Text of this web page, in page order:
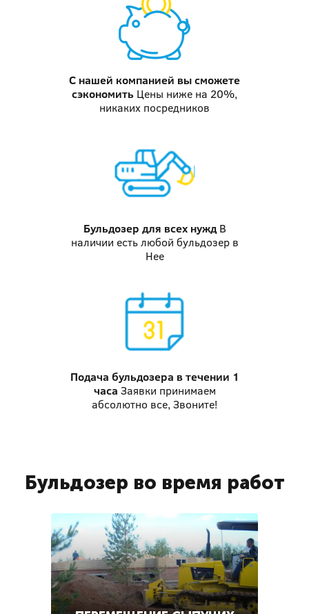
С нашей компанией вы сможете
сэкономить Цены ниже на 20%,
никаких посредников
Бульдозер для всех нужд В
наличии есть любой бульдозер в
Нее
Подача бульдозера в течении 1
часа Заявки принимаем
абсолютно все, Звоните!
Бульдозер во время работ